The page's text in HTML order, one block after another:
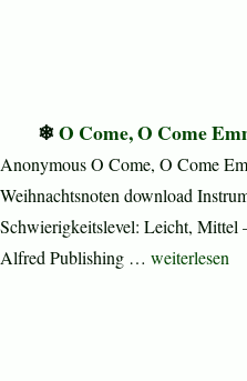
O Come, O Come
Anonymous O Come, O Come
Weihnachtsnoten download
Schwierigkeitslevel: Leicht, Mittel
Alfred Publishing … „O Come, O
weiterlesen